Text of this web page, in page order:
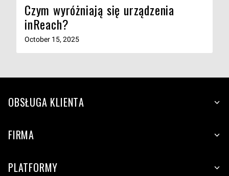
Czym wyróżniają się urządzenia
inReach?
October 15, 2025
OBSŁUGA KLIENTA
FIRMA
PLATFORMY